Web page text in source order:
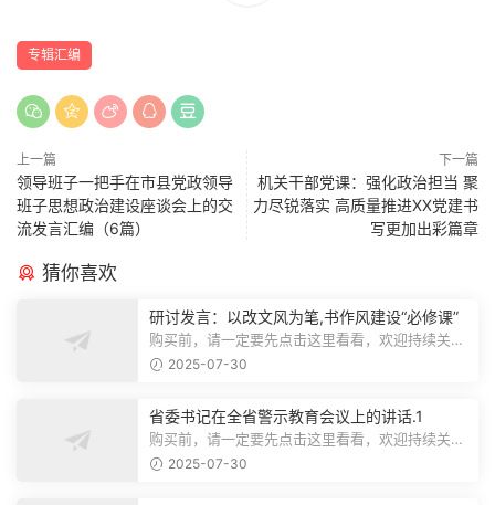
专辑汇编
上一篇
领导班子一把手在市县党政领导
班子思想政治建设座谈会上的交
流发言汇编（6篇）
下一篇
机关干部党课：强化政治担当 聚
力尽锐落实 高质量推进XX党建书
写更加出彩篇章
猜你喜欢
研讨发言：以改文风为笔,书作风建设“必修课”
购买前，请一定要先点击这里看看，欢迎持续关
注，精彩模板每天推送预览结束，本文...
2025-07-30
省委书记在全省警示教育会议上的讲话.1
购买前，请一定要先点击这里看看，欢迎持续关
注，精彩模板每天推送预览结束，本文...
2025-07-30